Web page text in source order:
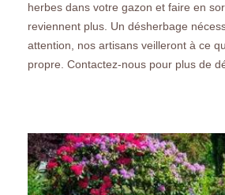
herbes dans votre gazon et faire en
reviennent plus. Un désherbage
attention, nos artisans veilleront à ce
propre. Contactez-nous pour plus de